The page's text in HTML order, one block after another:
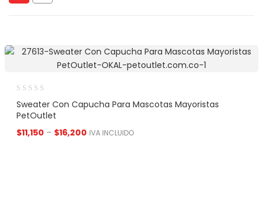
Sweater Con Capucha Para Mascotas Mayoristas
PetOutlet
$11,150 – $16,200 IVA INCLUIDO